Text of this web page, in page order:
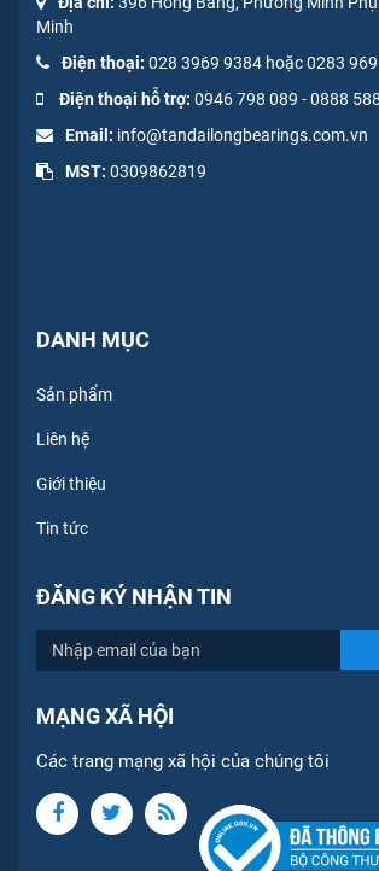
Minh
Điện thoại: 028 3969 9384 hoặc 0283
Điện thoại hỗ trợ: 0946 798 089 -0888
Email: info@tandailongbearings.com.vn
MST: 0309862819
DANH MỤC
Sản phẩm
Liên hệ
Giới thiệu
Tin tức
ĐĂNG KÝ NHẬN TIN
MẠNG XÃ HỘI
Các trang mạng xã hội của chúng tôi